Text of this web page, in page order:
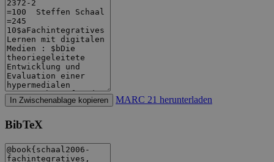
In Zwischenablage kopieren MARC 21 herunterladen
BibTeX